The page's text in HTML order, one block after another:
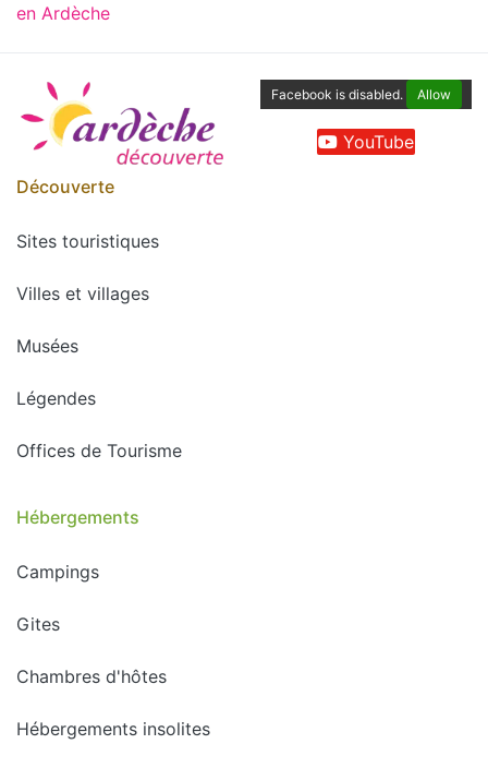
en Ardèche
Facebook is disabled. Allow
YouTube
Découverte
Sites touristiques
Villes et villages
Musées
Légendes
Offices de Tourisme
Hébergements
Campings
Gites
Chambres d'hôtes
Hébergements insolites